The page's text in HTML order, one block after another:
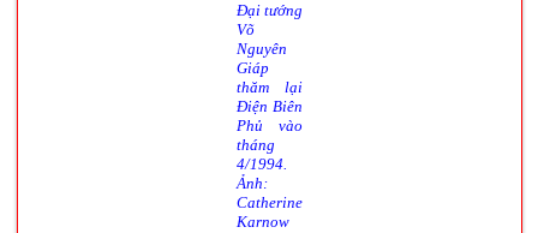
Đại tướng
Võ
Nguyên
Giáp
thăm lại
Điện Biên
Phủ vào
tháng
4/1994.
Ảnh:
Catherine
Karnow